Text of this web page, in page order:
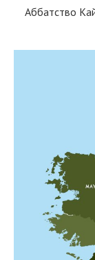
Аббатство